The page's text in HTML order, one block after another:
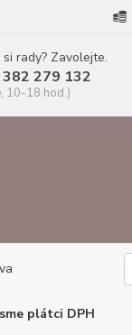
rady? Zavolejte.
279 132
10-18 hod.)
plátci DPH